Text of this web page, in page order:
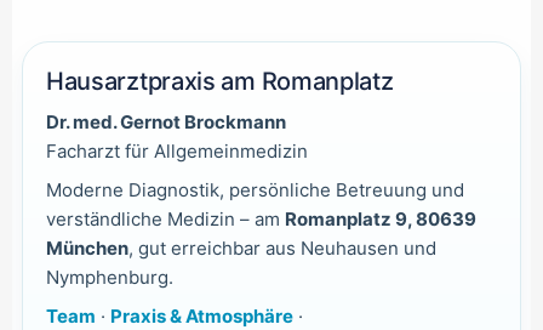
Hausarztpraxis am Romanplatz
Dr. med. Gernot Brockmann
Facharzt für Allgemeinmedizin
Moderne Diagnostik, persönliche Betreuung und
verständliche Medizin – am Romanplatz 9, 80639
München, gut erreichbar aus Neuhausen und
Nymphenburg.
Team · Praxis & Atmosphäre·